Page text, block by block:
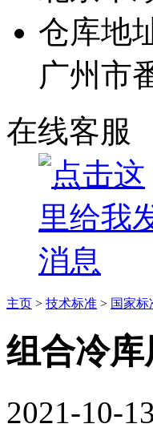
仓库地
广州市
在线客服
主页 > 技术标准 > 国家标
组合冷
2021-10-